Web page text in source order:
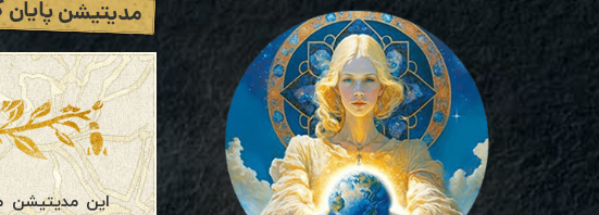
مدیتیشن پایان
این مدیتیشن